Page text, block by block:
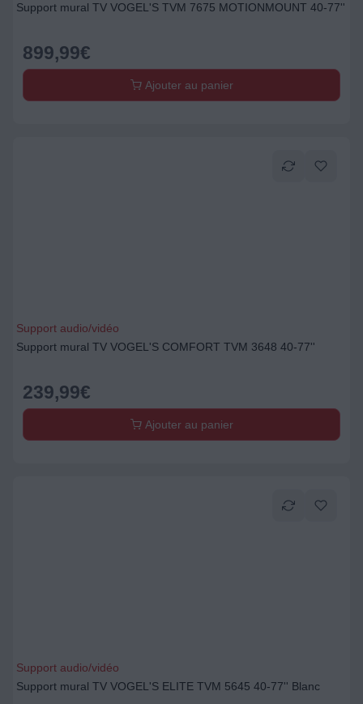
Support mural TV VOGEL'S TVM 7675 MOTIONMOUNT 40-77''
899,99€
Ajouter au panier
Support audio/vidéo
Support mural TV VOGEL'S COMFORT TVM 3648 40-77''
239,99€
Ajouter au panier
Support audio/vidéo
Support mural TV VOGEL'S ELITE TVM 5645 40-77'' Blanc